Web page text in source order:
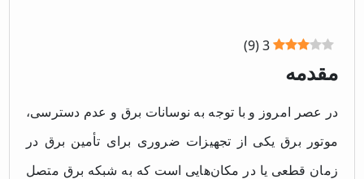
3
(
9
)
مقدمه
در عصر امروز و با توجه به نوسانات برق و عدم دسترسی،
موتور برق یکی از تجهیزات ضروری برای تأمین برق در
زمان قطعی یا در مکان‌هایی است که به شبکه برق متصل